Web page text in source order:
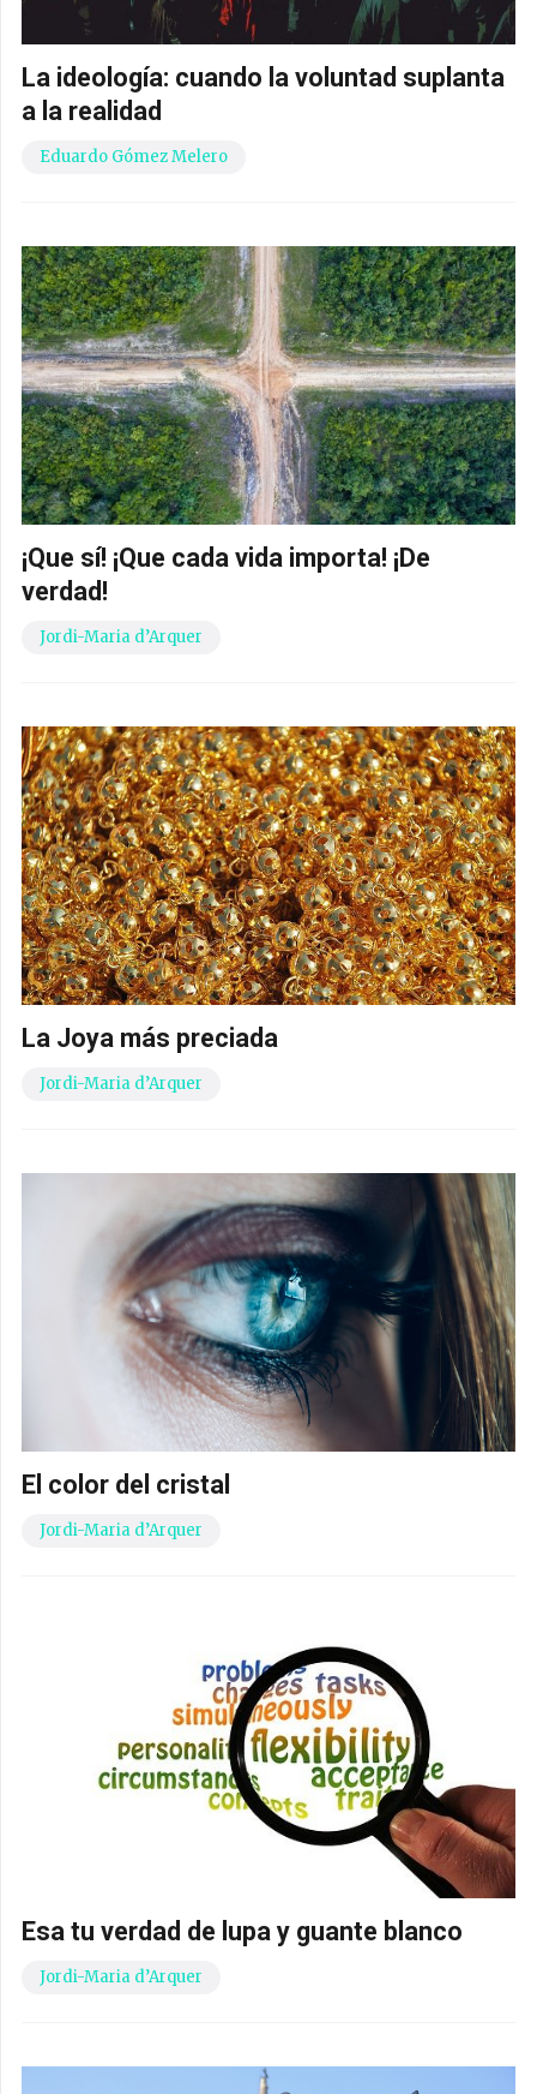
La ideología: cuando la voluntad suplanta
a la realidad
Eduardo Gómez Melero
¡Que sí! ¡Que cada vida importa! ¡De
verdad!
Jordi-Maria d’Arquer
La Joya más preciada
Jordi-Maria d’Arquer
El color del cristal
Jordi-Maria d’Arquer
Esa tu verdad de lupa y guante blanco
Jordi-Maria d’Arquer